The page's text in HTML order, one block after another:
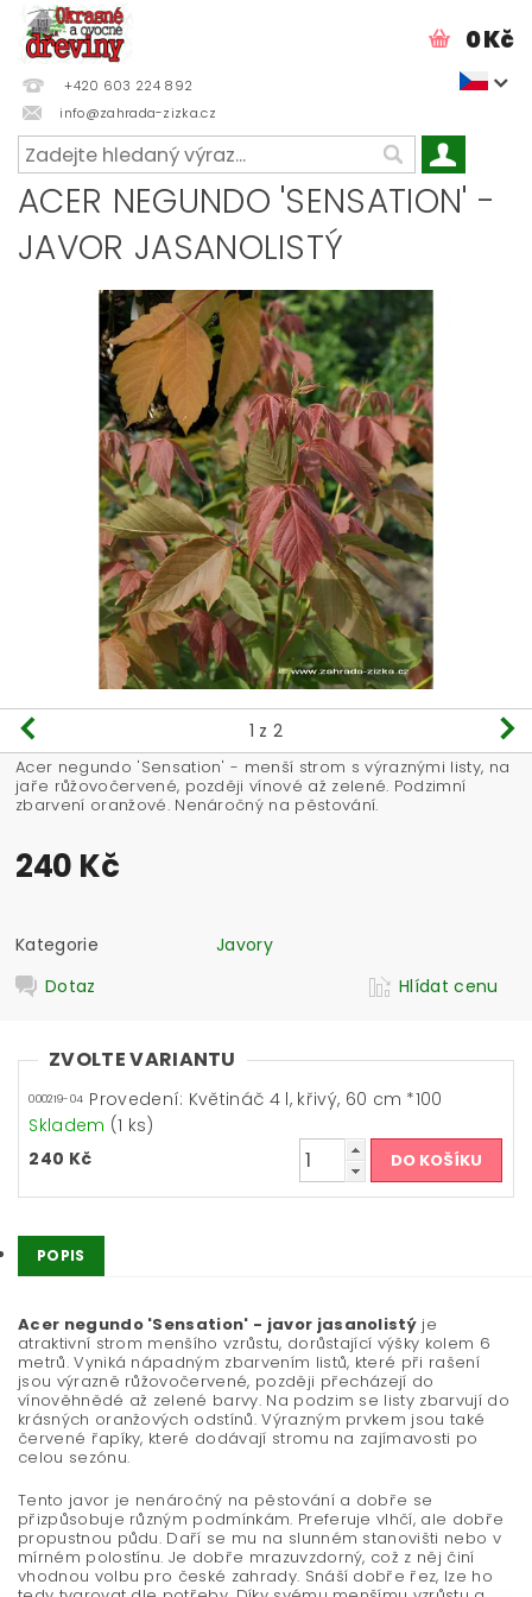
+420 603 224 892
info@zahrada-zizka.cz
0 Kč
ACER NEGUNDO 'SENSATION' -
JAVOR JASANOLISTÝ
1 z 2
Acer negundo 'Sensation' - menší strom s výraznými listy, na
jaře růžovočervené, později vínové až zelené. Podzimní
zbarvení oranžové. Nenáročný na pěstování.
240 Kč
Kategorie
Javory
Dotaz
Hlídat cenu
ZVOLTE VARIANTU
000219-04 Provedení: Květináč 4 l, křivý, 60 cm *100
Skladem (1 ks)
240 Kč
POPIS
Acer negundo 'Sensation' - javor jasanolistý je
atraktivní strom menšího vzrůstu, dorůstající výšky kolem 6
metrů. Vyniká nápadným zbarvením listů, které při rašení
jsou výrazně růžovočervené, později přecházejí do
vínověhnědé až zelené barvy. Na podzim se listy zbarvují do
krásných oranžových odstínů. Výrazným prvkem jsou také
červené řapíky, které dodávají stromu na zajímavosti po
celou sezónu.
Tento javor je nenáročný na pěstování a dobře se
přizpůsobuje různým podmínkám. Preferuje vlhčí, ale dobře
propustnou půdu. Daří se mu na slunném stanovišti nebo v
mírném polostínu. Je dobře mrazuvzdorný, což z něj činí
vhodnou volbu pro české zahrady. Snáší dobře řez, lze ho